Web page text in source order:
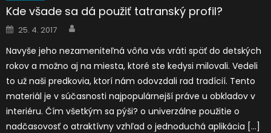
Kde všade sa dá použiť tatranský profil?
Posted
on
25. 4. 2017
Navyše jeho nezameniteľná vôňa vás vráti späť do detských
rokov a možno aj na miesta, ktoré ste kedysi milovali. Vedeli
to už naši predkovia, ktorí nám odovzdali rad tradícií. Tento
materiál je v súčasnosti najpopulárnejší práve u obkladov v
interiéru. Čím všetkým sa pýši? o univerzálne použitie o
nadčasovosť o atraktívny vzhľad o jednoduchá aplikácia […]